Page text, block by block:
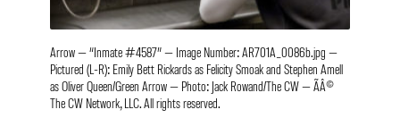
Arrow — “Inmate #4587” — Image Number: AR701A_0086b.jpg —
Pictured (L-R): Emily Bett Rickards as Felicity Smoak and Stephen Amell
as Oliver Queen/Green Arrow — Photo: Jack Rowand/The CW — ÃÂ©
The CW Network, LLC. All rights reserved.